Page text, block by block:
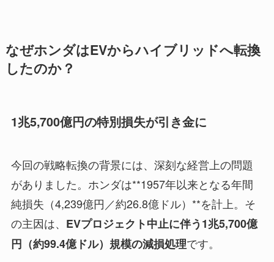
なぜホンダはEVからハイブリッドへ転換
したのか？
1兆5,700億円の特別損失が引き金に
今回の戦略転換の背景には、深刻な経営上の問題
がありました。ホンダは**1957年以来となる年間
純損失（4,239億円／約26.8億ドル）**を計上。そ
の主因は、 EVプロジェクト中止に伴う1兆5,700億
円（約99.4億ドル）規模の減損処理です。